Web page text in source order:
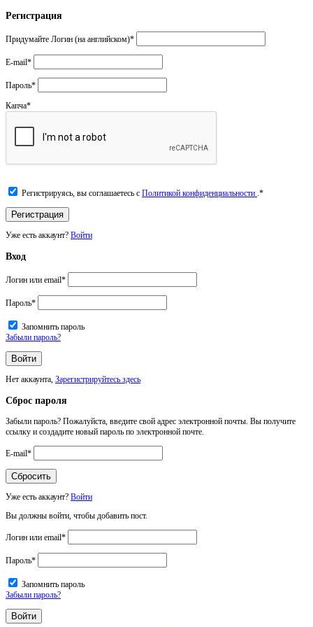
Регистрация
Придумайте Логин (на английском)*
E-mail*
Пароль*
Капча*
Регистрируясь, вы соглашаетесь с Политикой конфиденциальности .*
Уже есть аккаунт? Войти
Вход
Логин или email*
Пароль*
Запомнить пароль
Забыли пароль?
Нет аккаунта, Зарегистрируйтесь здесь
Сброс пароля
Забыли пароль? Пожалуйста, введите свой адрес электронной почты. Вы получите
ссылку и создадите новый пароль по электронной почте.
E-mail*
Уже есть аккаунт? Войти
Вы должны войти, чтобы добавить пост.
Логин или email*
Пароль*
Запомнить пароль
Забыли пароль?